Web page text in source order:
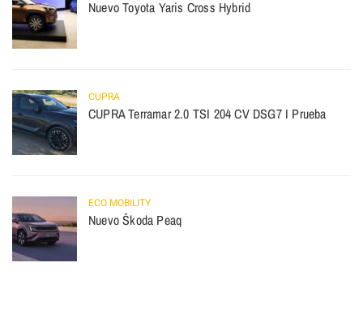
Nuevo Toyota Yaris Cross Hybrid
CUPRA
CUPRA Terramar 2.0 TSI 204 CV DSG7 I Prueba
ECO MOBILITY
Nuevo Škoda Peaq